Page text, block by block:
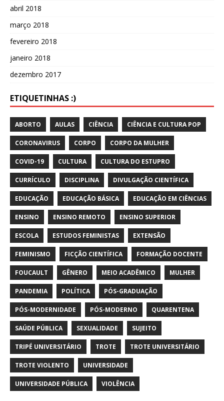
abril 2018
março 2018
fevereiro 2018
janeiro 2018
dezembro 2017
ETIQUETINHAS :)
ABORTO AULAS CIÊNCIA CIÊNCIA E CULTURA POP
CORONAVIRUS CORPO CORPO DA MULHER
COVID-19 CULTURA CULTURA DO ESTUPRO
CURRÍCULO DISCIPLINA DIVULGAÇÃO CIENTÍFICA
EDUCAÇÃO EDUCAÇÃO BÁSICA EDUCAÇÃO EM CIÊNCIAS
ENSINO ENSINO REMOTO ENSINO SUPERIOR
ESCOLA ESTUDOS FEMINISTAS EXTENSÃO
FEMINISMO FICÇÃO CIENTÍFICA FORMAÇÃO DOCENTE
FOUCAULT GÊNERO MEIO ACADÊMICO MULHER
PANDEMIA POLÍTICA PÓS-GRADUAÇÃO
PÓS-MODERNIDADE PÓS-MODERNO QUARENTENA
SAÚDE PÚBLICA SEXUALIDADE SUJEITO
TRIPÉ UNIVERSITÁRIO TROTE TROTE UNIVERSITÁRIO
TROTE VIOLENTO UNIVERSIDADE
UNIVERSIDADE PÚBLICA VIOLÊNCIA